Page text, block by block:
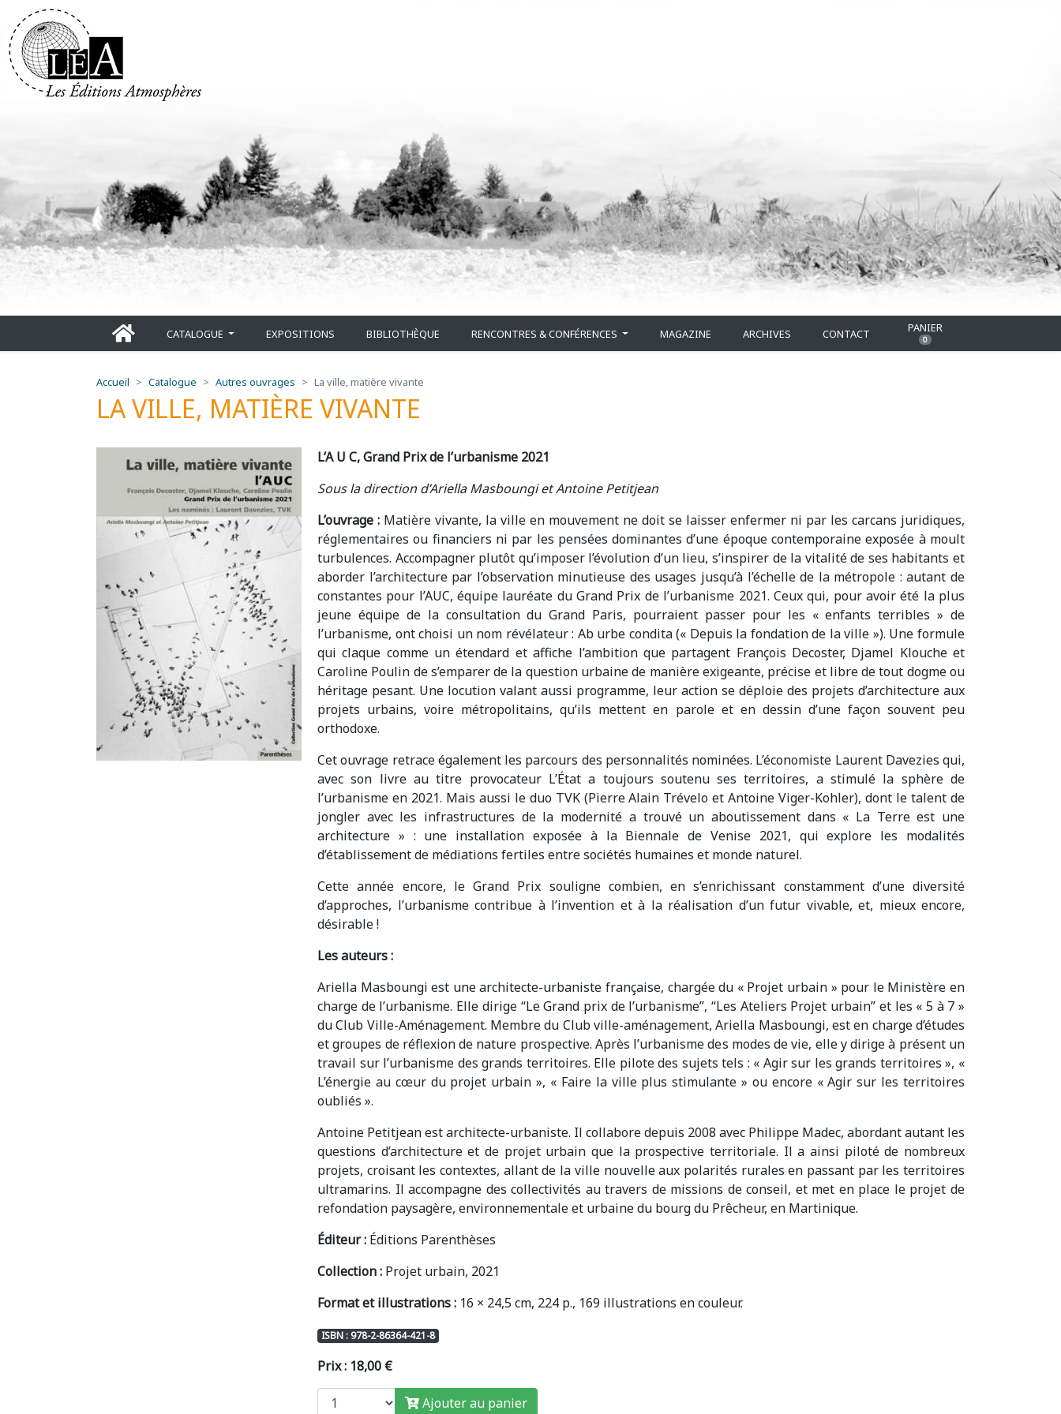
CATALOGUE EXPOSITIONS BIBLIOTHÈQUE RENCONTRES & CONFÉRENCES MAGAZINE ARCHIVES CONTACT PANIER
0
Accueil Catalogue Autres ouvrages La ville, matière vivante
LA VILLE, MATIÈRE VIVANTE
L’A U C, Grand Prix de l’urbanisme 2021
Sous la direction d’Ariella Masboungi et Antoine Petitjean
L’ouvrage : Matière vivante, la ville en mouvement ne doit se laisser enfermer ni par les carcans juridiques,
réglementaires ou financiers ni par les pensées dominantes d’une époque contemporaine exposée à moult
turbulences. Accompagner plutôt qu’imposer l’évolution d’un lieu, s’inspirer de la vitalité de ses habitants et
aborder l’architecture par l’observation minutieuse des usages jusqu’à l’échelle de la métropole : autant de
constantes pour l’AUC, équipe lauréate du Grand Prix de l’urbanisme 2021. Ceux qui, pour avoir été la plus
jeune équipe de la consultation du Grand Paris, pourraient passer pour les « enfants terribles » de
l’urbanisme, ont choisi un nom révélateur : Ab urbe condita (« Depuis la fondation de la ville »). Une formule
qui claque comme un étendard et affiche l’ambition que partagent François Decoster, Djamel Klouche et
Caroline Poulin de s’emparer de la question urbaine de manière exigeante, précise et libre de tout dogme ou
héritage pesant. Une locution valant aussi programme, leur action se déploie des projets d’architecture aux
projets urbains, voire métropolitains, qu’ils mettent en parole et en dessin d’une façon souvent peu
orthodoxe.
Cet ouvrage retrace également les parcours des personnalités nominées. L’économiste Laurent Davezies qui,
avec son livre au titre provocateur L’État a toujours soutenu ses territoires, a stimulé la sphère de
l’urbanisme en 2021. Mais aussi le duo TVK (Pierre Alain Trévelo et Antoine Viger-Kohler), dont le talent de
jongler avec les infrastructures de la modernité a trouvé un aboutissement dans « La Terre est une
architecture » : une installation exposée à la Biennale de Venise 2021, qui explore les modalités
d’établissement de médiations fertiles entre sociétés humaines et monde naturel.
Cette année encore, le Grand Prix souligne combien, en s’enrichissant constamment d’une diversité
d’approches, l’urbanisme contribue à l’invention et à la réalisation d’un futur vivable, et, mieux encore,
désirable !
Les auteurs :
Ariella Masboungi est une architecte-urbaniste française, chargée du « Projet urbain » pour le Ministère en
charge de l’urbanisme. Elle dirige “Le Grand prix de l’urbanisme”, “Les Ateliers Projet urbain” et les « 5 à 7 »
du Club Ville-Aménagement. Membre du Club ville-aménagement, Ariella Masboungi, est en charge d’études
et groupes de réflexion de nature prospective. Après l’urbanisme des modes de vie, elle y dirige à présent un
travail sur l’urbanisme des grands territoires. Elle pilote des sujets tels : « Agir sur les grands territoires », «
L’énergie au cœur du projet urbain », « Faire la ville plus stimulante » ou encore « Agir sur les territoires
oubliés ».
Antoine Petitjean est architecte-urbaniste. Il collabore depuis 2008 avec Philippe Madec, abordant autant les
questions d’architecture et de projet urbain que la prospective territoriale. Il a ainsi piloté de nombreux
projets, croisant les contextes, allant de la ville nouvelle aux polarités rurales en passant par les territoires
ultramarins. Il accompagne des collectivités au travers de missions de conseil, et met en place le projet de
refondation paysagère, environnementale et urbaine du bourg du Prêcheur, en Martinique.
Éditeur : Éditions Parenthèses
Collection : Projet urbain, 2021
Format et illustrations : 16 × 24,5 cm, 224 p., 169 illustrations en couleur.
ISBN : 978-2-86364-421-8
Prix : 18,00 €
Ajouter au panier